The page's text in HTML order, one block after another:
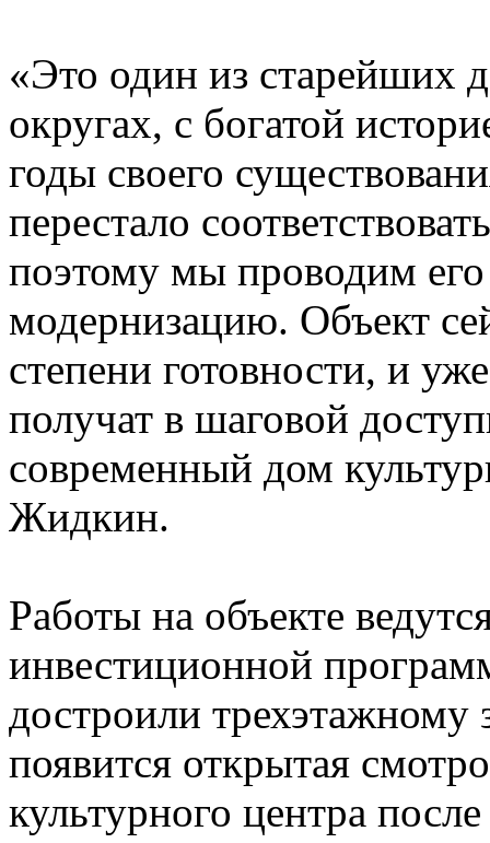
«Это один из старейших
округах, с богатой
годы своего
перестало
поэтому мы проводим
модернизацию. Объект
степени готовности, и
получат в шаговой
современный дом
Жидкин.
Работы на объекте
инвестиционной
достроили
появится открытая
культурного центра